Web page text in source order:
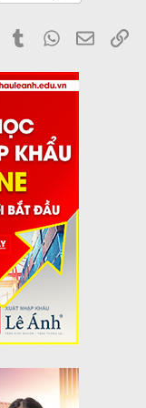
PinterestTumblrWhatsApp
Email